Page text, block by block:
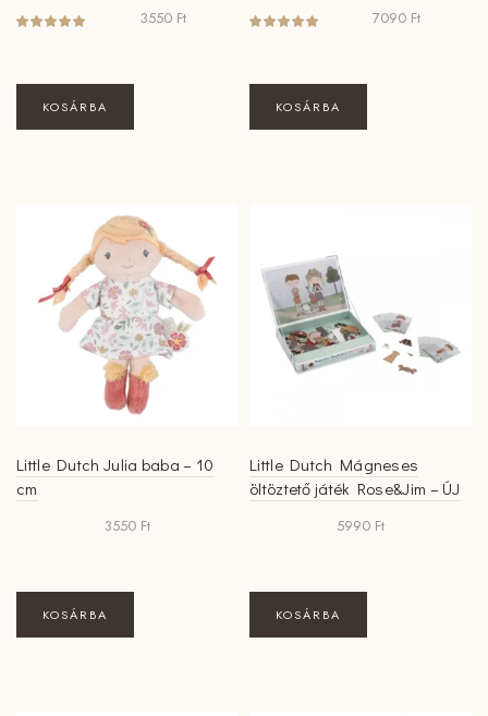
3550 Ft
KOSÁRBA
7090 Ft
KOSÁRBA
Little Dutch Julia baba – 10
cm
3550 Ft
KOSÁRBA
Little Dutch Mágneses
öltöztető játék Rose&Jim – ÚJ
5990 Ft
KOSÁRBA